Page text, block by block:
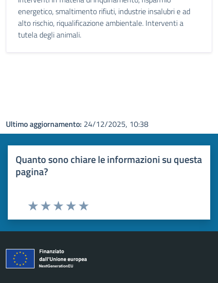
energetico, smaltimento rifiuti, industrie insalubri e ad
alto rischio, riqualificazione ambientale. Interventi a
tutela degli animali.
Ultimo aggiornamento: 24/12/2025, 10:38
Quanto sono chiare le informazioni su questa
pagina?
Valuta 5 stelle su 5
Valuta 4 stelle su 5
Valuta 3 stelle su 5
Valuta 2 stelle su 5
Valuta 1 stelle su 5